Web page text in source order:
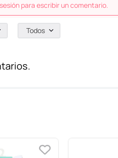
para escribir un comentario.
Todos